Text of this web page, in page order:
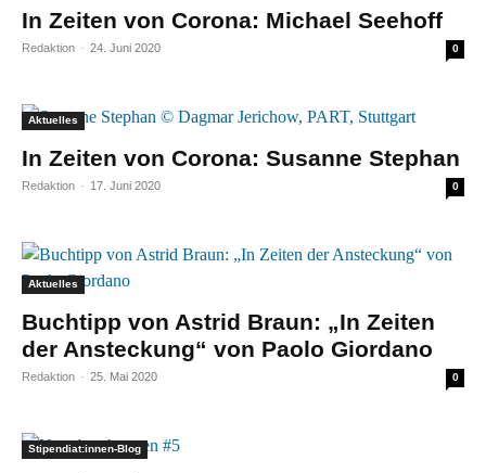
In Zeiten von Corona: Michael Seehoff
Redaktion - 24. Juni 2020 0
Aktuelles
In Zeiten von Corona: Susanne Stephan
Redaktion - 17. Juni 2020 0
Aktuelles
Buchtipp von Astrid Braun: „In Zeiten
der Ansteckung“ von Paolo Giordano
Redaktion - 25. Mai 2020 0
Stipendiat:innen-Blog